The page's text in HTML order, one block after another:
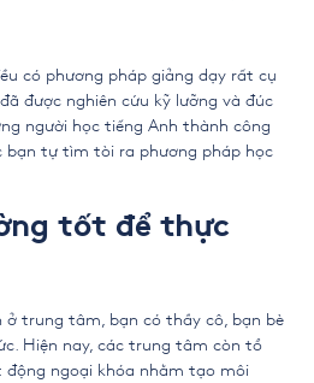
có phương pháp giảng dạy rất cụ
được nghiên cứu kỹ lưỡng và đúc
người học tiếng Anh thành công
bạn tự tìm tòi ra phương pháp học
tốt để thực
ở trung tâm, bạn có thầy cô, bạn bè
Hiện nay, các trung tâm còn tổ
động ngoại khóa nhằm tạo môi